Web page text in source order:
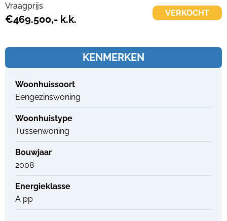
Vraagprijs
€469.500,- k.k.
VERKOCHT
KENMERKEN
Woonhuissoort
Eengezinswoning
Woonhuistype
Tussenwoning
Bouwjaar
2008
Energieklasse
A pp